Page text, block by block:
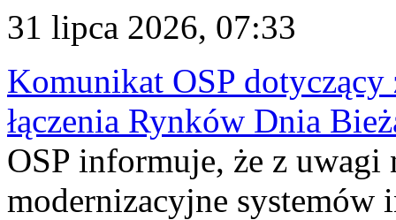
31 lipca 2026, 07:33
Komunikat OSP dotyczący
łączenia Rynków Dnia
OSP informuje, że z uwagi
modernizacyjne